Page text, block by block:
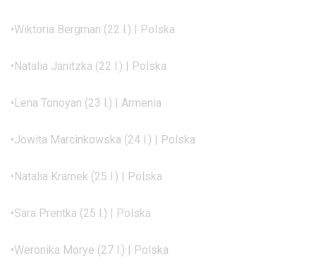
•Wiktoria Bergman (22 l.) | Polska
•Natalia Janitzka (22 l.) | Polska
•Lena Tonoyan (23 l.) | Armenia
•Jowita Marcinkowska (24 l.) | Polska
•Natalia Kramek (25 l.) | Polska
•Sara Prentka (25 l.) | Polska
•Weronika Morye (27 l.) | Polska